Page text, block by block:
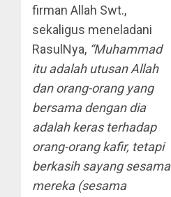
firman Allah Swt.,
sekaligus meneladani
RasulNya, “Muhammad
itu adalah utusan Allah
dan orang-orang yang
bersama dengan dia
adalah keras terhadap
orang-orang kafir, tetapi
berkasih sayang sesama
mereka (sesama